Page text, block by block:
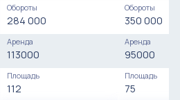
Обороты
284 000
Аренда
113000
Площадь
112
Обороты
350 000
Аренда
95000
Площадь
75